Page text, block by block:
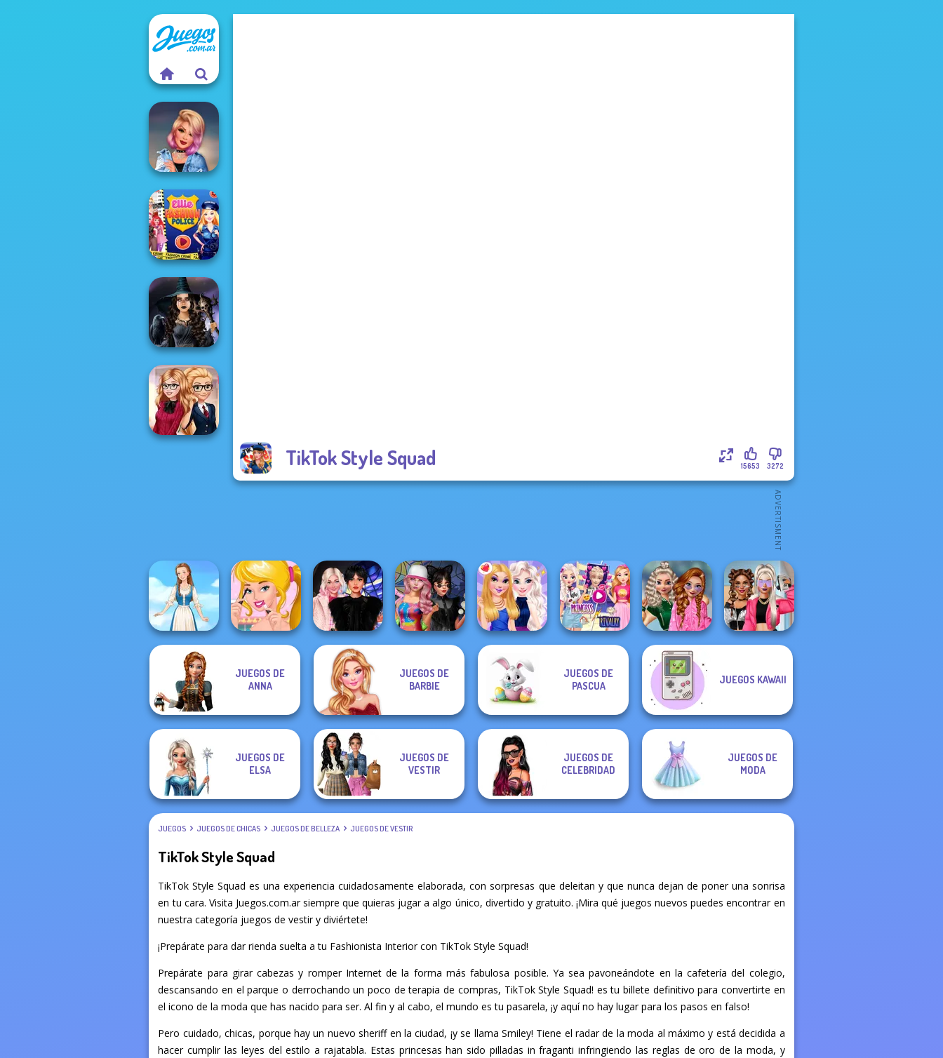
TikTok Style Squad 3272
15653
Hollywood Style
Police
Ellie Fashion
Police
Mystic Coven The
Sisterhood of...
Folklore Fashion
Ellie's Morning
Routine
Wednesday
Besties Fun Day
Spin The Bottle
Style Exchange...
BFFs Night Out
Elsa And
Rapunzel
Princess Riv...
School
Popularity
Challenge
BFFs Vs Bullies:
JUEGOS DE
ANNA
JUEGOS DE
BARBIE
JUEGOS DE
PASCUA
JUEGOS KAWAII
JUEGOS DE
ELSA
JUEGOS DE
VESTIR
JUEGOS DE
CELEBRIDAD
JUEGOS DE
MODA
JUEGOS JUEGOS DE CHICAS JUEGOS DE BELLEZA JUEGOS DE VESTIR
TikTok Style Squad
TikTok Style Squad es una experiencia cuidadosamente elaborada, con sorpresas que deleitan y que nunca dejan de poner una sonrisa
en tu cara. Visita Juegos.com.ar siempre que quieras jugar a algo único, divertido y gratuito. ¡Mira qué juegos nuevos puedes encontrar en
nuestra categoría juegos de vestir y diviértete!
¡Prepárate para dar rienda suelta a tu Fashionista Interior con TikTok Style Squad!
Prepárate para girar cabezas y romper Internet de la forma más fabulosa posible. Ya sea pavoneándote en la cafetería del colegio,
descansando en el parque o derrochando un poco de terapia de compras, TikTok Style Squad! es tu billete definitivo para convertirte en
el icono de la moda que has nacido para ser. Al fin y al cabo, el mundo es tu pasarela, ¡y aquí no hay lugar para los pasos en falso!
Pero cuidado, chicas, porque hay un nuevo sheriff en la ciudad, ¡y se llama Smiley! Tiene el radar de la moda al máximo y está decidida a
hacer cumplir las leyes del estilo a rajatabla. Estas princesas han sido pilladas in fraganti infringiendo las reglas de oro de la moda, y